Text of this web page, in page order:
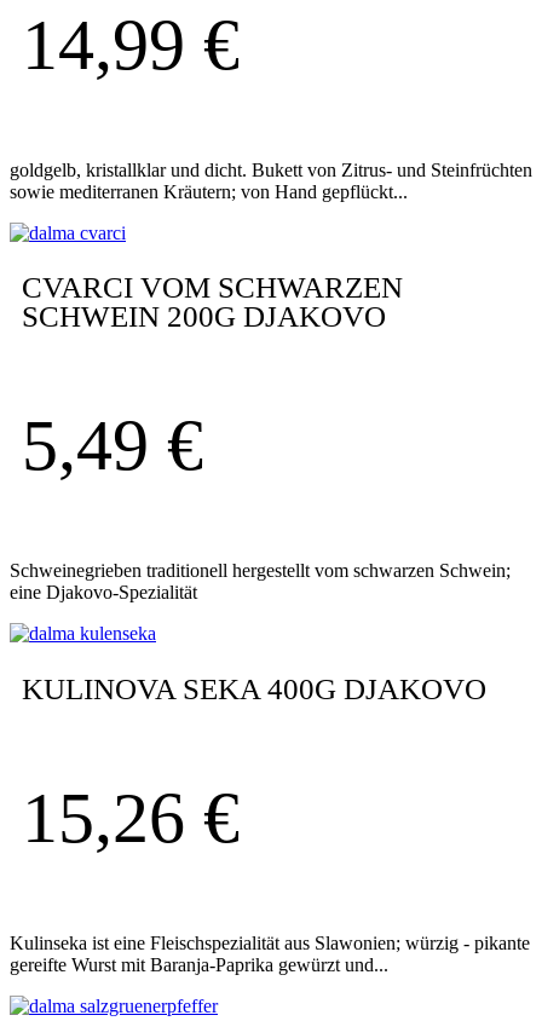
14,99 €
goldgelb, kristallklar und dicht. Bukett von Zitrus- und Steinfrüchten
sowie mediterranen Kräutern; von Hand gepflückt...
CVARCI VOM SCHWARZEN
SCHWEIN 200G DJAKOVO
5,49 €
Schweinegrieben traditionell hergestellt vom schwarzen Schwein;
eine Djakovo-Spezialität
KULINOVA SEKA 400G DJAKOVO
15,26 €
Kulinseka ist eine Fleischspezialität aus Slawonien; würzig - pikante
gereifte Wurst mit Baranja-Paprika gewürzt und...